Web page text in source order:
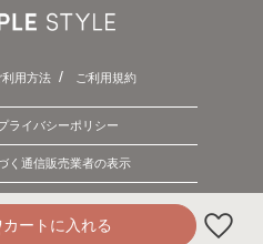
カートに入れる
利用方法 ご利用規約
ライバシーポリシー
く通信販売業者の表示
ALL Rights Reserved.